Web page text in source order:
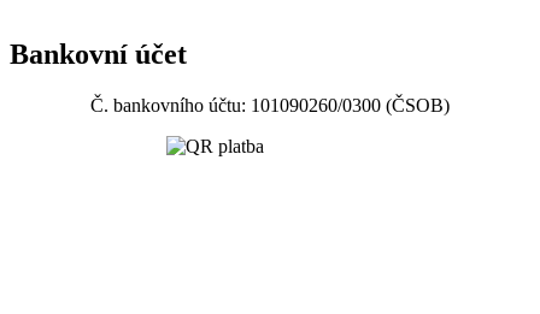
Bankovní účet
Č. bankovního účtu: 101090260/0300 (ČSOB)